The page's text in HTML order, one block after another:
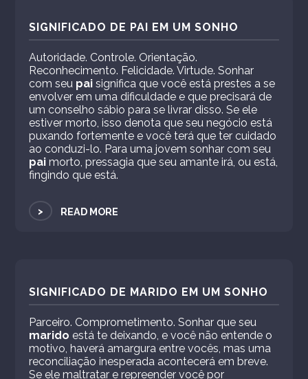
SIGNIFICADO DE PAI EM UM SONHO
Autoridade. Controle. Orientação.
Reconhecimento. Felicidade. Virtude. Sonhar
com seu pai significa que você está prestes a se
envolver em uma dificuldade e que precisará de
um conselho sábio para se livrar disso. Se ele
estiver morto, isso denota que seu negócio está
puxando fortemente e você terá que ter cuidado
ao conduzi-lo. Para uma jovem sonhar com seu
pai morto, pressagia que seu amante irá, ou está,
fingindo que está.
> READ MORE
SIGNIFICADO DE MARIDO EM UM SONHO
Parceiro. Comprometimento. Sonhar que seu
marido está te deixando, e você não entende o
motivo, haverá amargura entre vocês, mas uma
reconciliação inesperada acontecerá em breve.
Se ele maltratar e repreender você por